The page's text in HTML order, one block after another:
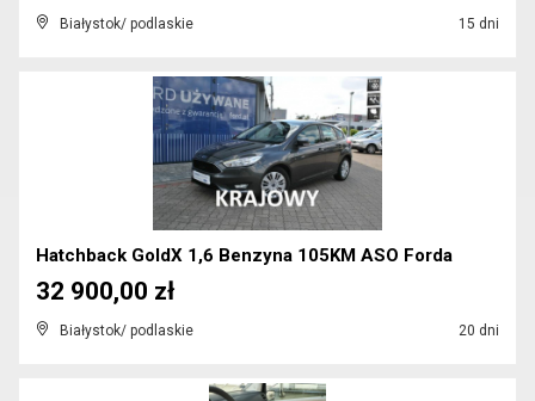
Białystok/ podlaskie 15 dni
Hatchback GoldX 1,6 Benzyna 105KM ASO Forda
Białystok/ podlaskie 20 dni
32 900,00 zł